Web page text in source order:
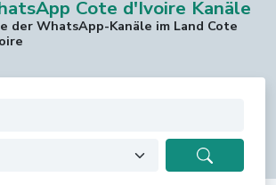
Cote d'Ivoire Kanäle
der WhatsApp-Kanäle im Land Cote